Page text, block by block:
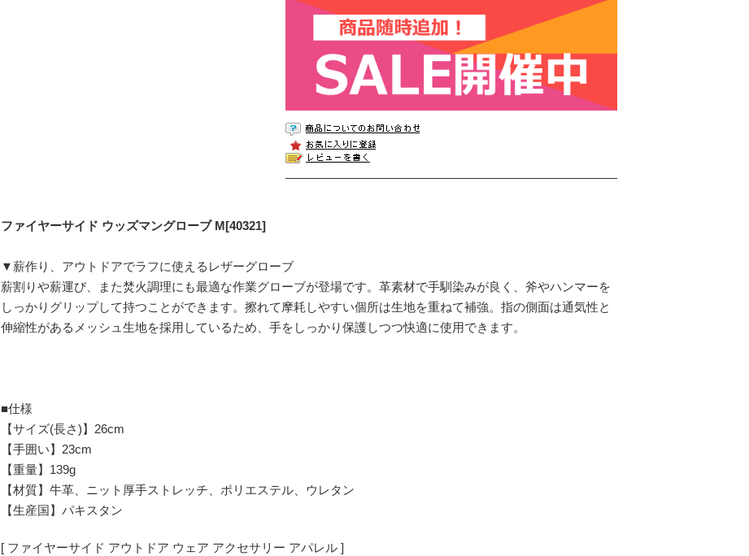
ファイヤーサイド ウッズマングローブ M[40321]
▼薪作り、アウトドアでラフに使えるレザーグローブ
薪割りや薪運び、また焚火調理にも最適な作業グローブが登場です。革素材で手馴染みが良く、斧やハンマーを
しっかりグリップして持つことができます。擦れて摩耗しやすい個所は生地を重ねて補強。指の側面は通気性と
伸縮性があるメッシュ生地を採用しているため、手をしっかり保護しつつ快適に使用できます。
■仕様
【サイズ(長さ)】26cm
【手囲い】23cm
【重量】139g
【材質】牛革、ニット厚手ストレッチ、ポリエステル、ウレタン
【生産国】パキスタン
[ ファイヤーサイド アウトドア ウェア アクセサリー アパレル ]